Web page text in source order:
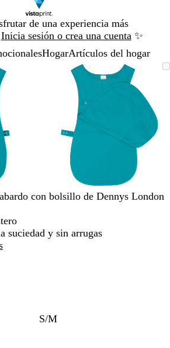
de una experiencia más
Inicia sesión o crea una cuenta ✨
HogarArtículos del hogar
Imagen
ampliable
Acercado
hasta
mínimo
clic
para
Utiliza
las
teclas
menos
alejar
y
con bolsillo de Dennys London
suciedad y sin arrugas
S/M